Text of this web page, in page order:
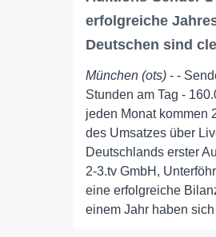
erfolgreiche
Deutschen sind
München (ots) - -
Stunden am Tag -
jeden Monat kommen
des Umsatzes über
Deutschlands erster
2-3.tv GmbH,
eine erfolgreiche
einem Jahr haben sich